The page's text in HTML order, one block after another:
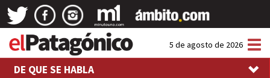
5 de agosto de 2026
DE QUE SE HABLA